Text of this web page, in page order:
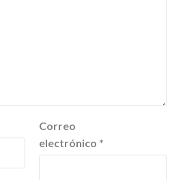
Correo
electrónico *